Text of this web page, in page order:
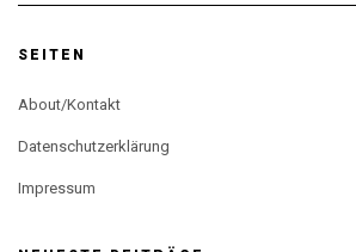
SEITEN
About/Kontakt
Datenschutzerklärung
Impressum